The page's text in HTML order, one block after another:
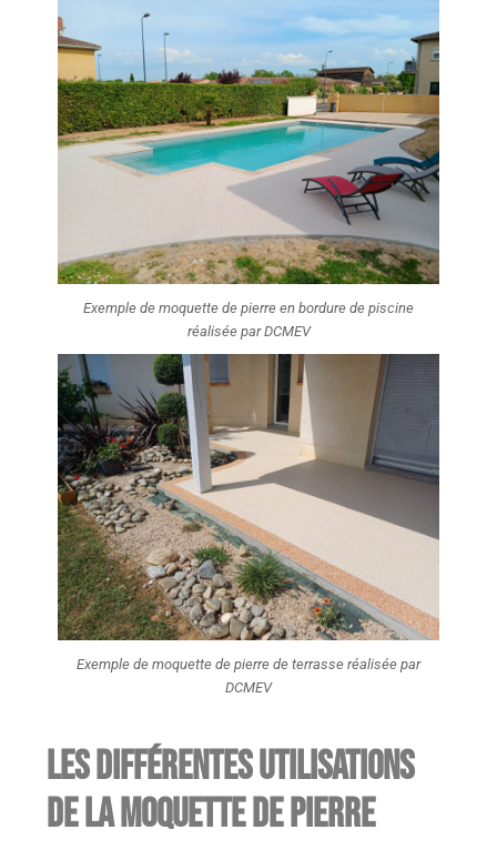
Exemple de moquette de pierre en bordure de piscine
réalisée par DCMEV
Exemple de moquette de pierre de terrasse réalisée par
DCMEV
Les différentes utilisations
de la moquette de pierre